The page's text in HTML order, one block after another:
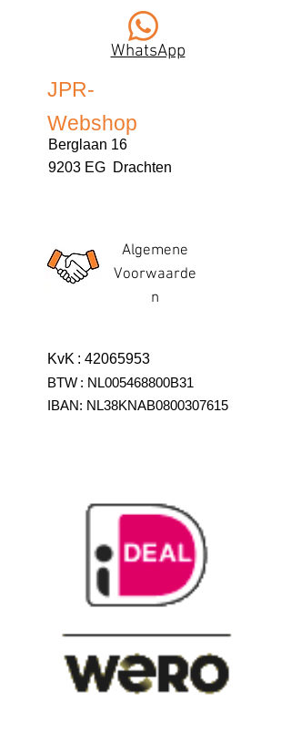
WhatsApp
JPR-
Webshop
Berglaan 16
9203 EG Drachten
Algemene
Voorwaarde
n
KvK : 42065953
BTW : NL005468800B31
IBAN: NL38KNAB0800307615